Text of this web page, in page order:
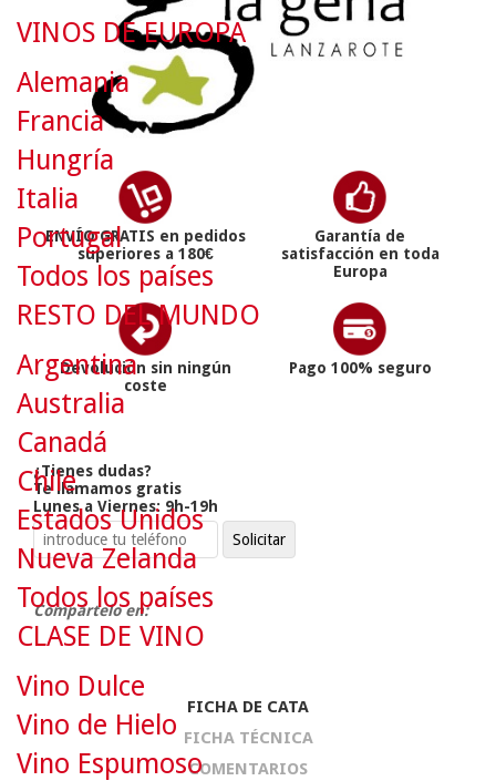
ENVÍO GRATIS en pedidos
superiores a 180€
Garantía de
satisfacción en toda
Europa
Devolución sin ningún
coste
Pago 100% seguro
¿Tienes dudas?
Te llamamos gratis
Lunes a Viernes: 9h-19h
Compártelo en:
FICHA DE CATA
FICHA TÉCNICA
COMENTARIOS
VINOS DE EUROPA
Alemania
Francia
Hungría
Italia
Portugal
Todos los países
RESTO DEL MUNDO
Argentina
Australia
Canadá
Chile
Estados Unidos
Nueva Zelanda
Todos los países
CLASE DE VINO
Vino Dulce
Vino de Hielo
Vino Espumoso